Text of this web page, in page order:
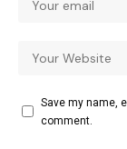
Save my name,
comment.